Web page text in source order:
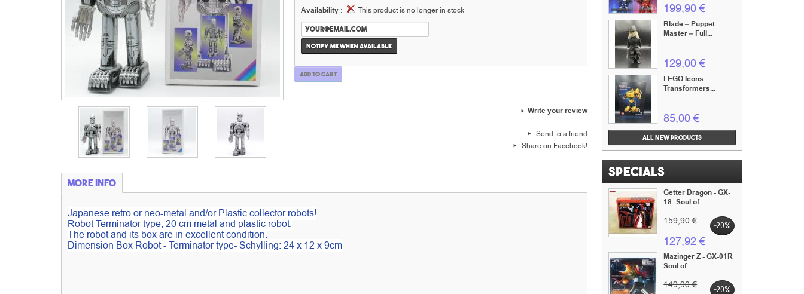
Availability :
This product is no longer in stock
Notify me when available
Add to cart
Write your review
Send to a friend
Share on Facebook!
More info
Japanese retro or neo-metal and/or Plastic collector robots!
Robot Terminator type, 20 cm metal and plastic robot.
The robot and its box are in excellent condition.
Dimension Box Robot - Terminator type- Schylling: 24 x 12 x 9cm
199,90 €
Blade – Puppet
Master – Full...
129,00 €
LEGO Icons
Transformers...
85,00 €
All new products
Specials
Getter Dragon - GX-
18 -Soul of...
159,90 € -20%
127,92 €
Mazinger Z - GX-01R
Soul of...
149,90 € -20%